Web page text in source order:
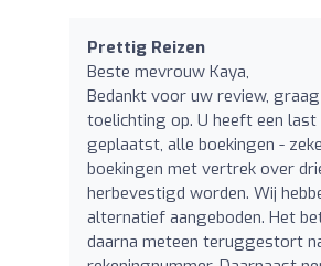
Prettig Reizen
Beste mevrouw Kaya,
Bedankt voor uw review,
toelichting op. U heeft een last
geplaatst, alle boekingen -
boekingen met vertrek over
herbevestigd worden. Wij
alternatief aangeboden. Het
daarna meteen teruggestort